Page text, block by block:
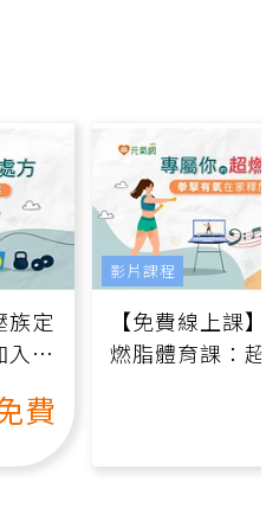
族定
入行
費
【免費線上課
燃脂體育課：超
影片課程